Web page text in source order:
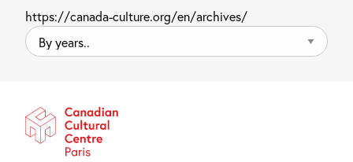
https://canada-culture.org/en/archives/
By
years..